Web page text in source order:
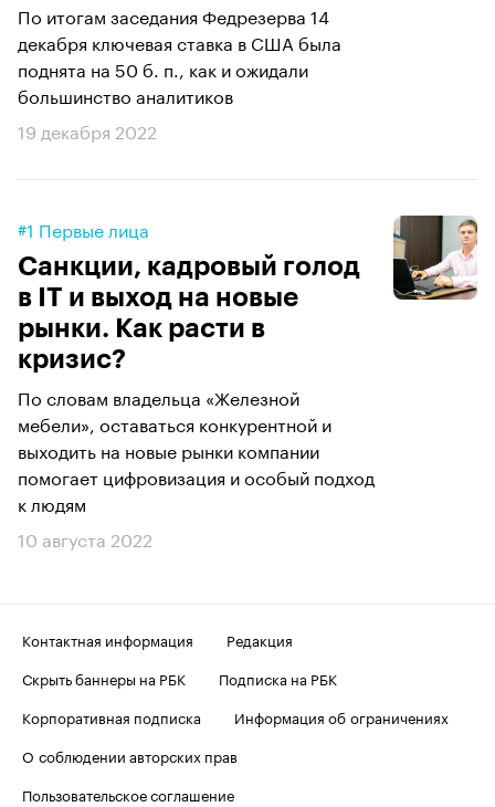
По итогам заседания Федрезерва 14
декабря ключевая ставка в США была
поднята на 50 б. п., как и ожидали
большинство аналитиков
19 декабря 2022
#1 Первые лица
Санкции, кадровый голод
в IT и выход на новые
рынки. Как расти в
кризис?
По словам владельца «Железной
мебели», оставаться конкурентной и
выходить на новые рынки компании
помогает цифровизация и особый подход
к людям
10 августа 2022
Контактная информация
Редакция
Скрыть баннеры на РБК
Подписка на РБК
Корпоративная подписка
Информация об ограничениях
О соблюдении авторских прав
Пользовательское соглашение